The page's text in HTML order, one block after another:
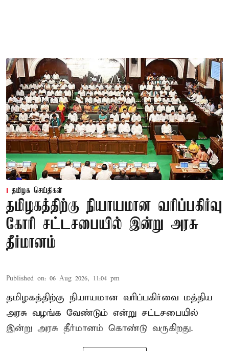
தமிழக செய்திகள்
தமிழகத்திற்கு நியாயமான வரிப்பகிர்வு
கோரி சட்டசபையில் இன்று அரசு
தீர்மானம்
Published on: 06 Aug 2026, 11:04 pm
தமிழகத்திற்கு நியாயமான வரிப்பகிர்வை மத்திய
அரசு வழங்க வேண்டும் என்று சட்டசபையில்
இன்று அரசு தீர்மானம் கொண்டு வருகிறது.